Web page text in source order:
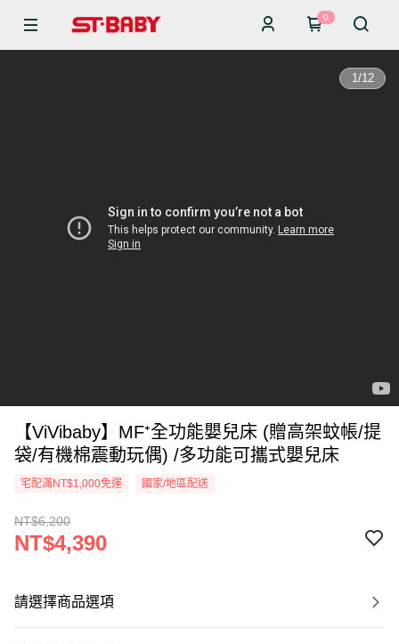
0
1/12
【ViVibaby】MF⁺全功能嬰兒床 (贈高架蚊帳/提
袋/有機棉震動玩偶) /多功能可攜式嬰兒床
宅配滿NT$1,000免運 國家/地區配送
NT$6,200
NT$4,390
請選擇商品選項